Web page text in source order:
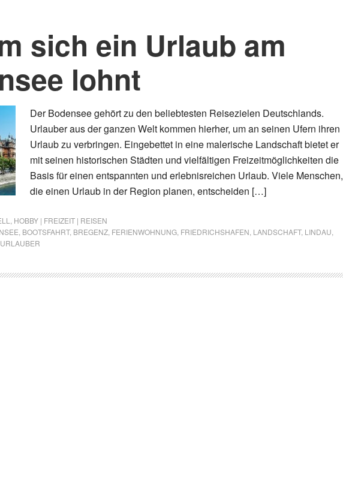
sich ein Urlaub am
lohnt
Der Bodensee gehört zu den beliebtesten Reisezielen Deutschlands.
Urlauber aus der ganzen Welt kommen hierher, um an seinen Ufern ihren
Urlaub zu verbringen. Eingebettet in eine malerische Landschaft bietet er
mit seinen historischen Städten und vielfältigen Freizeitmöglichkeiten die
Basis für einen entspannten und erlebnisreichen Urlaub. Viele Menschen,
die einen Urlaub in der Region planen, entscheiden […]
HOBBY | FREIZEIT | REISEN
BOOTSFAHRT, BREGENZ FERIENWOHNUNG FRIEDRICHSHAFEN LANDSCHAFT, LINDAU
URLAUBER